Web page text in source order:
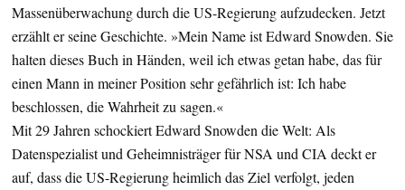
Massenüberwachung durch die US-Regierung aufzudecken. Jetzt
erzählt er seine Geschichte. »Mein Name ist Edward Snowden. Sie
halten dieses Buch in Händen, weil ich etwas getan habe, das für
einen Mann in meiner Position sehr gefährlich ist: Ich habe
beschlossen, die Wahrheit zu sagen.«
Mit 29 Jahren schockiert Edward Snowden die Welt: Als
Datenspezialist und Geheimnisträger für NSA und CIA deckt er
auf, dass die US-Regierung heimlich das Ziel verfolgt, jeden